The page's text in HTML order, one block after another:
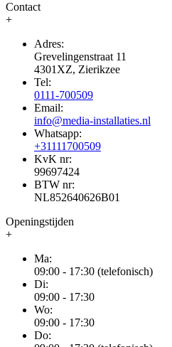
Contact
+
Adres:
Grevelingenstraat 11
4301XZ, Zierikzee
Tel:
0111-700509
Email:
info@media-installaties.nl
Whatsapp:
+31111700509
KvK nr:
99697424
BTW nr:
NL852640626B01
Openingstijden
+
Ma:
09:00 - 17:30 (telefonisch)
Di:
09:00 - 17:30
Wo:
09:00 - 17:30
Do: